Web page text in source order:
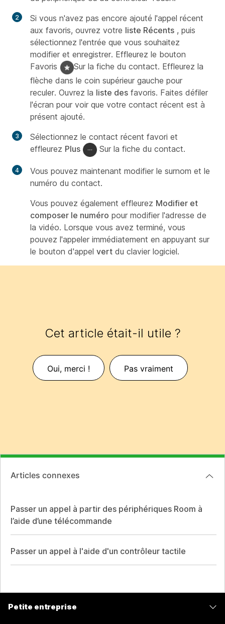
Si vous n'avez pas encore ajouté l'appel récent
aux favoris, ouvrez votre liste Récents , puis
sélectionnez l'entrée que vous souhaitez
modifier et enregistrer. Effleurez le bouton
Favoris
Sur la fiche du contact. Effleurez la
flèche dans le coin supérieur gauche pour
reculer. Ouvrez la liste des favoris. Faites défiler
l'écran pour voir que votre contact récent est à
présent ajouté.
Sélectionnez le contact récent favori et
effleurez Plus Sur la fiche du contact.
Vous pouvez maintenant modifier le surnom et le
numéro du contact.
Vous pouvez également effleurez Modifier et
composer le numéro pour modifier l'adresse de
la vidéo. Lorsque vous avez terminé, vous
pouvez l'appeler immédiatement en appuyant sur
le bouton d'appel vert du clavier logiciel.
Cet article était-il utile ?
Oui, merci ! Pas vraiment
Articles connexes
Passer un appel à partir des périphériques Room à
l’aide d’une télécommande
Passer un appel à l'aide d'un contrôleur tactile
Petite entreprise